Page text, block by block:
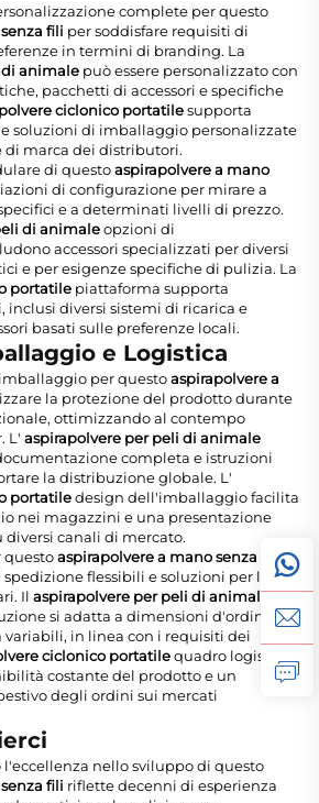
complete per questo
fili per soddisfare requisiti di
in termini di branding. La
di animale può essere personalizzato con
pacchetti di accessori e specifiche
ciclonico portatilesupporta
soluzioni di imballaggio personalizzate
di marca dei distributori.
di questoaspirapolvere a mano
di configurazione per mirare a
e a determinati livelli di prezzo.
di animaleopzioni di
accessori specializzati per diversi
e per esigenze specifiche di pulizia. La
portatile piattaforma supporta
diversi sistemi di ricarica e
basati sulle preferenze locali.
e Logistica
per questoaspirapolvere a
la protezione del prodotto durante
ottimizzando al contempo
L' aspirapolvere per peli di animale
completa e istruzioni
la distribuzione globale. L'
portatiledesign dell'imballaggio facilita
nei magazzini e una presentazione
diversi canali di mercato.
questoaspirapolvere a mano senza fili
flessibili e soluzioni per la
Il aspirapolvere per peli di animale
si adatta a dimensioni d'ordine e
variabili, in linea con i requisiti dei
ciclonico portatilequadro logistico
costante del prodotto e un
degli ordini sui mercati
l'eccellenza nello sviluppo di questo
fili riflette decenni di esperienza